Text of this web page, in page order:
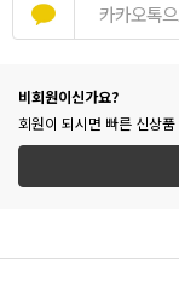
카카오톡
비회원이신가요?
회원이 되시면 빠른 신상